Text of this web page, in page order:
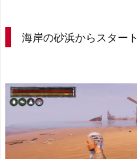
海岸の砂浜からスタート